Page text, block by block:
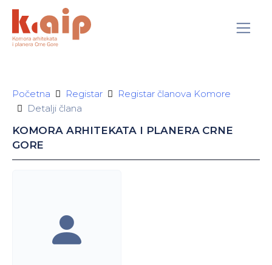
Početna Registar
Registar članova Komore
Detalji člana
KOMORA ARHITEKATA I PLANERA CRNE
GORE